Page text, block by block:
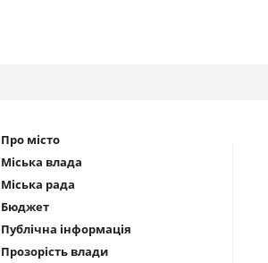
Про місто
Міська влада
Міська рада
Бюджет
Публічна інформація
Прозорість влади